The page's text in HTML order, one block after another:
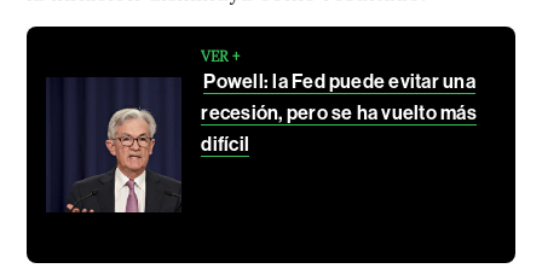
VER +
Powell: la Fed puede evitar una
recesión, pero se ha vuelto más
difícil